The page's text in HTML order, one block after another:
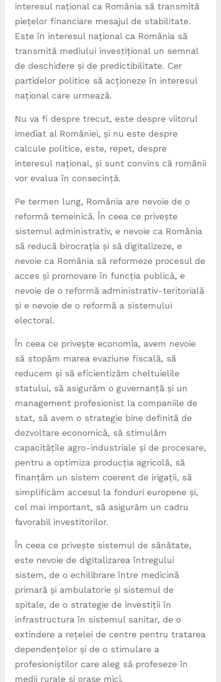
interesul național ca România să transmită
piețelor financiare mesajul de stabilitate.
Este în interesul național ca România să
transmită mediului investițional un semnal
de deschidere și de predictibilitate. Cer
partidelor politice să acționeze în interesul
național care urmează.
Nu va fi despre trecut, este despre viitorul
imediat al României, și nu este despre
calcule politice, este, repet, despre
interesul național, și sunt convins că românii
vor evalua în consecință.
Pe termen lung, România are nevoie de o
reformă temeinică. În ceea ce privește
sistemul administrativ, e nevoie ca România
să reducă birocrația și să digitalizeze, e
nevoie ca România să reformeze procesul de
acces și promovare în funcția publică, e
nevoie de o reformă administrativ-teritorială
și e nevoie de o reformă a sistemului
electoral.
În ceea ce privește economia, avem nevoie
să stopăm marea evaziune fiscală, să
reducem și să eficientizăm cheltuielile
statului, să asigurăm o guvernanță și un
management profesionist la companiile de
stat, să avem o strategie bine definită de
dezvoltare economică, să stimulăm
capacitățile agro-industriale și de procesare,
pentru a optimiza producția agricolă, să
finanțăm un sistem coerent de irigații, să
simplificăm accesul la fonduri europene și,
cel mai important, să asigurăm un cadru
favorabil investitorilor.
În ceea ce privește sistemul de sănătate,
este nevoie de digitalizarea întregului
sistem, de o echilibrare între medicină
primară și ambulatorie și sistemul de
spitale, de o strategie de investiții în
infrastructura în sistemul sanitar, de o
extindere a rețelei de centre pentru tratarea
dependențelor și de o stimulare a
profesioniștilor care aleg să profeseze în
medii rurale și orașe mici.